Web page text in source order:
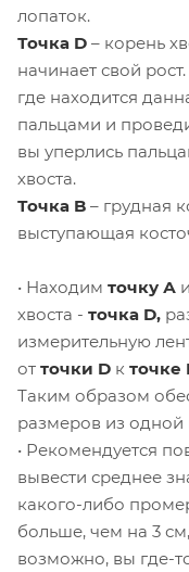
лопаток.
Точка D – корень
начинает свой
где находится
пальцами и
вы уперлись
хвоста.
Точка B – грудная
выступающая
• Находим точку А
хвоста - точка D,
измерительную
от точки D к точке
Таким образом
размеров из одной
• Рекомендуется
вывести среднее
какого-либо
больше, чем на 3
возможно, вы где-